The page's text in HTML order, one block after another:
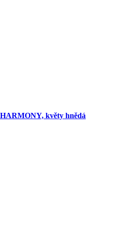
květy hnědá